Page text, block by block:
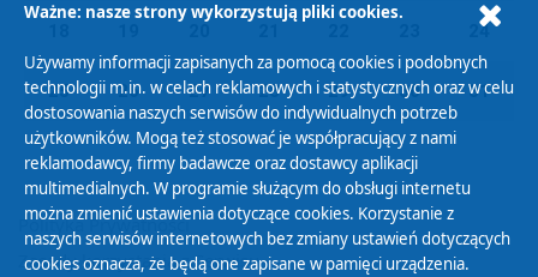
24
25 26 27 28 29 30 31
Polityka Prywatności
Zasady korzystania z Serwisu
Ważne: nasze strony wykorzystują pliki cookies.
Używamy informacji zapisanych za pomocą cookies i podobnych
technologii m.in. w celach reklamowych i statystycznych oraz w celu
dostosowania naszych serwisów do indywidualnych potrzeb
użytkowników. Mogą też stosować je współpracujący z nami
reklamodawcy, firmy badawcze oraz dostawcy aplikacji
multimedialnych. W programie służącym do obsługi internetu
można zmienić ustawienia dotyczące cookies. Korzystanie z
naszych serwisów internetowych bez zmiany ustawień dotyczących
cookies oznacza, że będą one zapisane w pamięci urządzenia.